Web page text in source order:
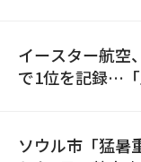
イースター航空
で1位を記録…「
ソウル市「猛暑